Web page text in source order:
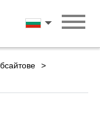
български